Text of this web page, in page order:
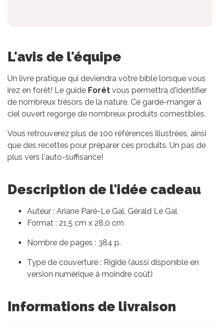
L'avis de l'équipe
Un livre pratique qui deviendra votre bible lorsque vous
irez en forêt! Le guide Forêt vous permettra d'identifier
de nombreux trésors de la nature. Ce garde-manger à
ciel ouvert regorge de nombreux produits comestibles.
Vous retrouverez plus de 100 références illustrées, ainsi
que des recettes pour préparer ces produits. Un pas de
plus vers l'auto-suffisance!
Description de l'idée cadeau
Auteur : Ariane Paré-Le Gal, Gérald Le Gal
Format : 21,5 cm x 28,0 cm
Nombre de pages : 384 p.
Type de couverture : Rigide (aussi disponible en
version numérique à moindre coût)
Informations de livraison